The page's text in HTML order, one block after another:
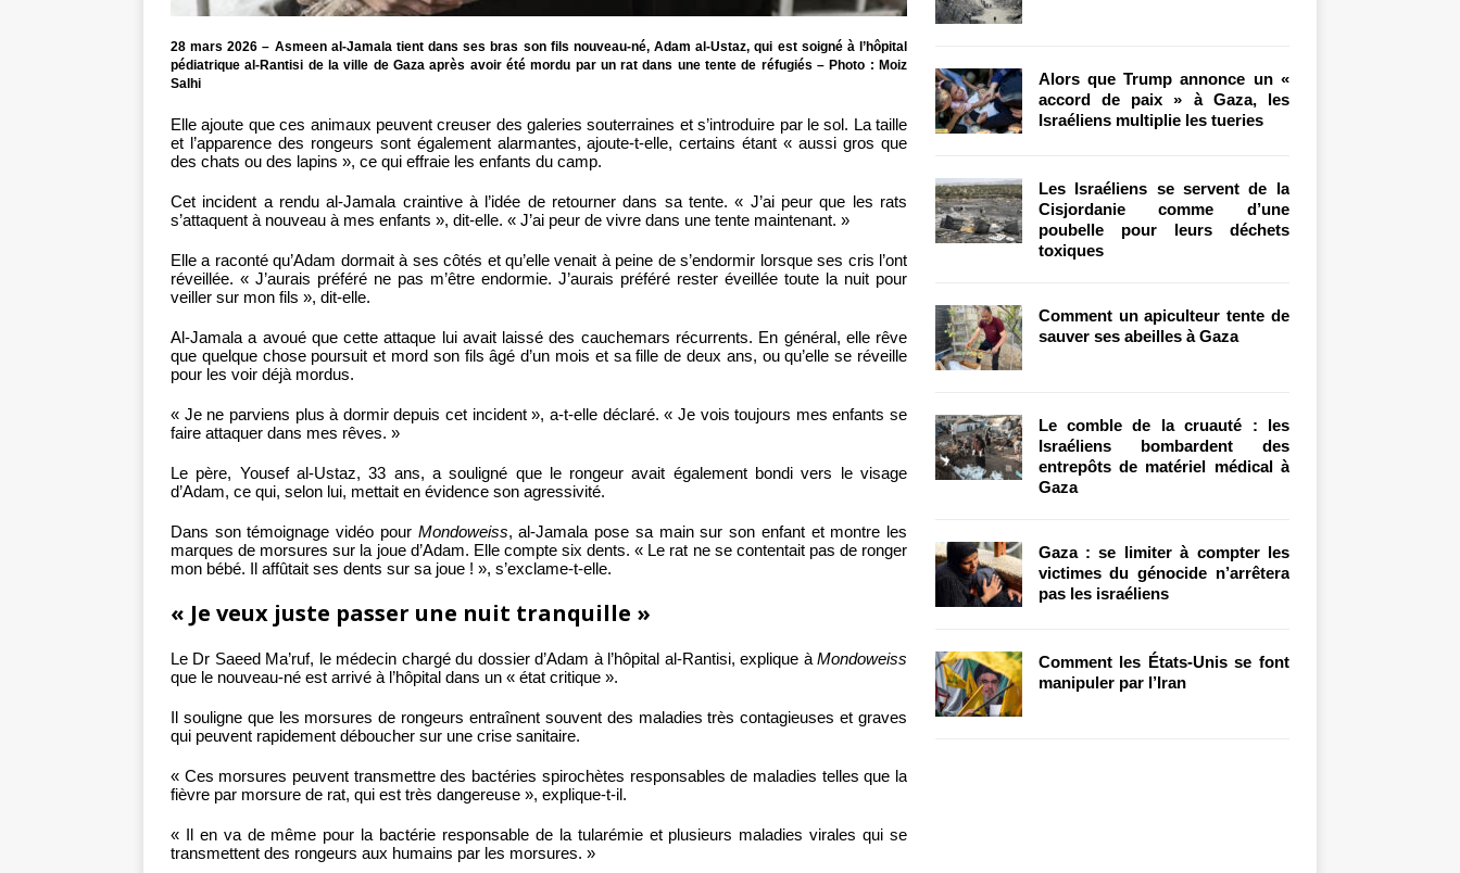
28 mars 2026 – Asmeen al-Jamala tient dans ses bras son fils nouveau-né, Adam al-Ustaz, qui est soigné à l’hôpital
pédiatrique al-Rantisi de la ville de Gaza après avoir été mordu par un rat dans une tente de réfugiés – Photo : Moiz
Salhi
Elle ajoute que ces animaux peuvent creuser des galeries souterraines et s’introduire par le sol. La taille
et l’apparence des rongeurs sont également alarmantes, ajoute-t-elle, certains étant « aussi gros que
des chats ou des lapins », ce qui effraie les enfants du camp.
Cet incident a rendu al-Jamala craintive à l’idée de retourner dans sa tente. « J’ai peur que les rats
s’attaquent à nouveau à mes enfants », dit-elle. « J’ai peur de vivre dans une tente maintenant. »
Elle a raconté qu’Adam dormait à ses côtés et qu’elle venait à peine de s’endormir lorsque ses cris l’ont
réveillée. « J’aurais préféré ne pas m’être endormie. J’aurais préféré rester éveillée toute la nuit pour
veiller sur mon fils », dit-elle.
Al-Jamala a avoué que cette attaque lui avait laissé des cauchemars récurrents. En général, elle rêve
que quelque chose poursuit et mord son fils âgé d’un mois et sa fille de deux ans, ou qu’elle se réveille
pour les voir déjà mordus.
« Je ne parviens plus à dormir depuis cet incident », a-t-elle déclaré. « Je vois toujours mes enfants se
faire attaquer dans mes rêves. »
Le père, Yousef al-Ustaz, 33 ans, a souligné que le rongeur avait également bondi vers le visage
d’Adam, ce qui, selon lui, mettait en évidence son agressivité.
Dans son témoignage vidéo pour Mondoweiss, al-Jamala pose sa main sur son enfant et montre les
marques de morsures sur la joue d’Adam. Elle compte six dents. « Le rat ne se contentait pas de ronger
mon bébé. Il affûtait ses dents sur sa joue ! », s’exclame-t-elle.
« Je veux juste passer une nuit tranquille »
Le Dr Saeed Ma’ruf, le médecin chargé du dossier d’Adam à l’hôpital al-Rantisi, explique àMondoweiss
que le nouveau-né est arrivé à l’hôpital dans un « état critique ».
Il souligne que les morsures de rongeurs entraînent souvent des maladies très contagieuses et graves
qui peuvent rapidement déboucher sur une crise sanitaire.
« Ces morsures peuvent transmettre des bactéries spirochètes responsables de maladies telles que la
fièvre par morsure de rat, qui est très dangereuse », explique-t-il.
« Il en va de même pour la bactérie responsable de la tularémie et plusieurs maladies virales qui se
transmettent des rongeurs aux humains par les morsures. »
Alors que Trump annonce un «
accord de paix » à Gaza, les
Israéliens multiplie les tueries
Les Israéliens se servent de la
Cisjordanie comme d’une
poubelle pour leurs déchets
toxiques
Comment un apiculteur tente de
sauver ses abeilles à Gaza
Le comble de la cruauté : les
Israéliens bombardent des
entrepôts de matériel médical à
Gaza
Gaza : se limiter à compter les
victimes du génocide n’arrêtera
pas les israéliens
Comment les États-Unis se font
manipuler par l’Iran